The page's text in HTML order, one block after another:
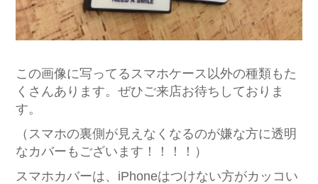
この画像に写ってるスマホケース以外の種類もた
くさんあります。ぜひご来店お待ちしておりま
す。
（スマホの裏側が見えなくなるのが嫌な方に透明
なカバーもございます！！！！）
スマホカバーは、iPhoneはつけない方がカッコい